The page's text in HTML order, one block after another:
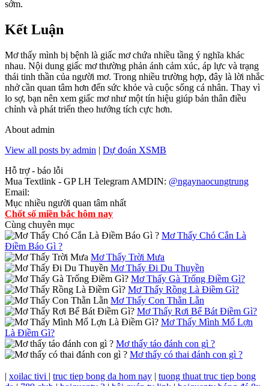
sớm.
Kết Luận
Mơ thấy mình bị bệnh là giấc mơ chứa nhiều tầng ý nghĩa khác
nhau. Nội dung giấc mơ thường phản ánh cảm xúc, áp lực và trạng
thái tinh thần của người mơ. Trong nhiều trường hợp, đây là lời nhắc
nhở cần quan tâm hơn đến sức khỏe và cuộc sống cá nhân. Thay vì
lo sợ, bạn nên xem giấc mơ như một tín hiệu giúp bản thân điều
chỉnh và phát triển theo hướng tích cực hơn.
About admin
View all posts by admin | Dự đoán XSMB
Hỗ trợ - báo lỗi
Mua Textlink - GP LH Telegram AMDIN: @ngaynaocungtrung
Email:
Mục nhiều người quan tâm nhất
Chốt số miền bắc hôm nay
Cùng chuyên mục
Mơ Thấy Chó Cắn Là
Điềm Báo Gì ?
Mơ Thấy Trời Mưa
Mơ Thấy Đi Du Thuyền
Mơ Thấy Gà Trống Điềm Gì?
Mơ Thấy Rồng Là Điềm Gì?
Mơ Thấy Con Thằn Lằn
Mơ Thấy Rơi Bể Bát Điềm Gì?
Mơ Thấy Mình Mổ Lợn
Là Điềm Gì?
Mơ thấy táo đánh con gì ?
Mơ thấy có thai đánh con gì ?
| xoilac tivi | truc tiep bong da hom nay | tuong thuat truc tiep bong